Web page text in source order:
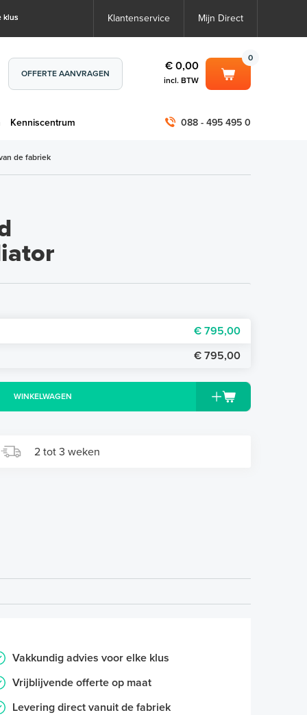
klus Klantenservice Mijn Direct
OFFERTE AANVRAGEN
0
€ 0,00
incl. BTW
Kenniscentrum
€ 0,00 088 - 495 495 0
de fabriek
€ 795,00
€ 795,00
WINKELWAGEN
2 tot 3 weken
Vakkundig advies voor elke klus
Vrijblijvende offerte op maat
Levering direct vanuit de fabriek